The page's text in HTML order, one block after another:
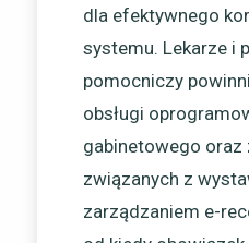
dla efektywnego
systemu. Lekarze i
pomocniczy
obsługi
gabinetowego oraz
związanych z
zarządzaniem e-